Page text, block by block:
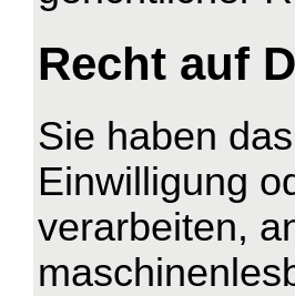
Recht auf
Sie haben
Einwilligung
verarbeiten,